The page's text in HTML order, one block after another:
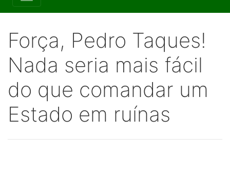
Força, Pedro Taques!
Nada seria mais fácil
do que comandar um
Estado em ruínas